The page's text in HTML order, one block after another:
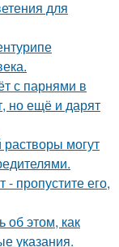
для
с парнями в
но ещё и дарят
могут
пропустите его,
об этом, как
указания.